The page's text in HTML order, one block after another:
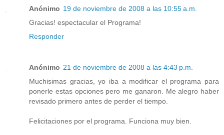
Anónimo 19 de noviembre de 2008 a las 10:55 a.m.
Gracias! espectacular el Programa!
Responder
Anónimo 21 de noviembre de 2008 a las 4:43 p.m.
Muchisimas gracias, yo iba a modificar el programa para
ponerle estas opciones pero me ganaron. Me alegro haber
revisado primero antes de perder el tiempo.
Felicitaciones por el programa. Funciona muy bien.